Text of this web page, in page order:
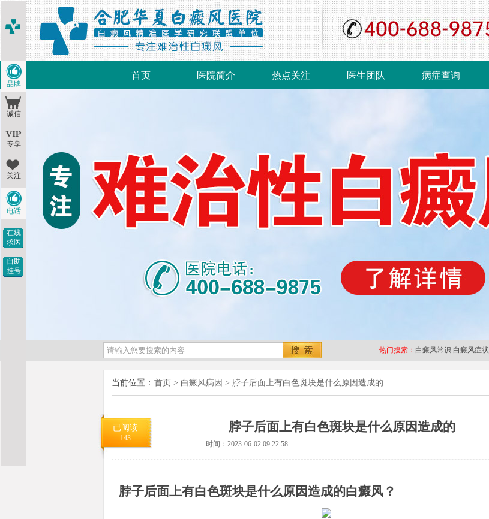
首页 医院简介 热点关注 医生团队 病症查询
热门搜索： 白癜风常识 白癜风症状
当前位置： 首页 > 白癜风病因 > 脖子后面上有白色斑块是什么原因造成的
已阅读
143
脖子后面上有白色斑块是什么原因造成的
时间：2023-06-02 09:22:58
脖子后面上有白色斑块是什么原因造成的白癜风？
品牌
诚信
专享
关注
电话
在线
求医
自助
挂号